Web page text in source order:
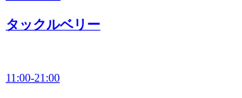
タックルベリー
11:00-21:00